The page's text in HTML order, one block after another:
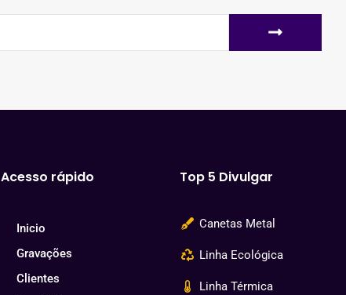
Acesso rápido
Inicio
Gravações
Clientes
Top 5 Divulgar
Canetas Metal
Linha Ecológica
Linha Térmica